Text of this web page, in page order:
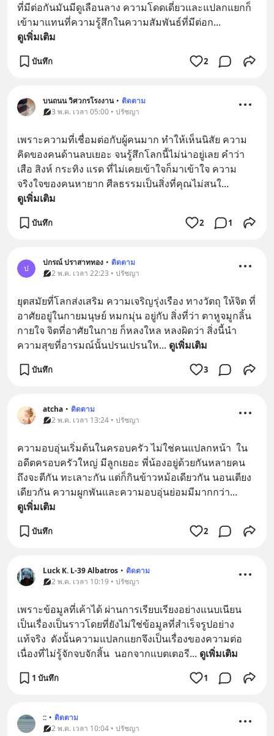
ที่มีต่อกันมันมีดูเลือนลาง ความโดดเดี่ยวและแปลกแยกก็
เข้ามาแทนที่ความรู้สึกในความสัมพันธ์ที่มีต่อก...
ดูเพิ่มเติม
บันทึก 2
บนถนน วิศวกรโรงงาน • ติดตาม
3 พ.ค. เวลา 05:00 • ปรัชญา
เพราะความที่เชื่อมต่อกับผู้คนมาก ทำให้เห็นนิสัย ความ
คิดของคนด้านลบเยอะ จนรู้สึกโลกนี้ไม่น่าอยู่เลย คำว่า
เสือ สิงห์ กระทิง แรด ที่ไม่เคยเข้าใจก็มาเข้าใจ ความ
จริงใจของคนหายาก ศีลธรรมเป็นสิ่งที่คุณไม่สนใ...
ดูเพิ่มเติม
บันทึก 2 1
ป
ปกรณ์ ปราสาททอง • ติดตาม
2 พ.ค. เวลา 22:23 • ปรัชญา
ยุตสมัยที่โลกส่งเสริม ความเจริญรุ่งเรือง ทางวัตถุ ให้จิต ที่
อาศัยอยู่ในกายมนุษย์ หมกมุ่น อยู่กับ สิ่งที่ว่า ตาหูจมูกลิ้น
กายใจ จิตที่อาศัยในกาย ก็หลงใหล หลงผิดว่า สิ่งนี้นำ
ความสุขที่อารมณ์นั้นปรนเปรนให... ดูเพิ่มเติม
บันทึก 3
atcha • ติดตาม
2 พ.ค. เวลา 13:24 • ปรัชญา
ความอบอุ่นเริ่มต้นในครอบครัว ไม่ใช่คนแปลกหน้า  ใน
อดีตครอบครัวใหญ่ มีลูกเยอะ พี่น้องอยู่ด้วยกันหลายคน
ถึงจะตีกัน ทะเลาะกัน แต่ก็กินข้าวหม้อเดียวกัน นอนเตียง
เดียวกัน ความผูกพันและความอบอุ่นย่อมมีมากกว่า...
ดูเพิ่มเติม
บันทึก 2
Luck K. L-39 Albatros • ติดตาม
2 พ.ค. เวลา 10:19 • ปรัชญา
เพราะข้อมูลที่เค้าได้ ผ่านการเรียบเรียงอย่างแนบเนียน
เป็นเรื่องเป็นราวโดยที่ยังไม่ใช่ข้อมูลที่สำเร็จรูปอย่าง
แท้จริง  ดังนั้นความแปลกแยกจึงเป็นเรื่องของความต่อ
เนื่องที่ไม่รู้จักจบจักสิ้น  นอกจากแบตเตอรี... ดูเพิ่มเติม
1 บันทึก 1
:: • ติดตาม
2 พ.ค. เวลา 10:04 • ปรัชญา